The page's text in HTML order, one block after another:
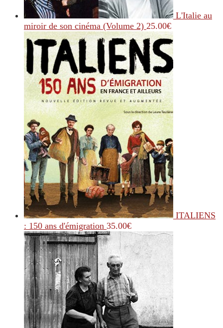
L'Italie au
miroir de son cinéma (Volume 2) 25.00€
ITALIENS
: 150 ans d'émigration 35.00€